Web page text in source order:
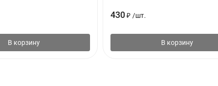
В корзину
430 ₽ /шт.
В корзину